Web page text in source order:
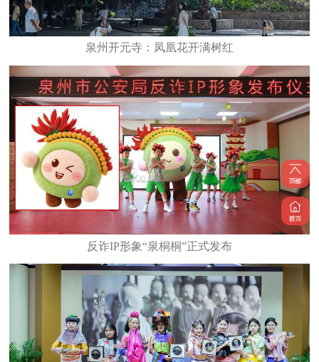
泉州开元寺：凤凰花开满树红
反诈IP形象“泉桐桐”正式发布